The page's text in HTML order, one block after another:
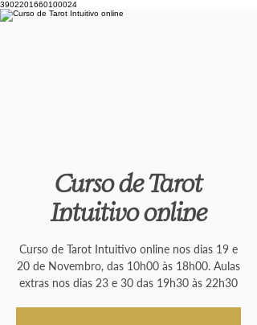
3902201660100024
Curso de Tarot
Intuitivo online
Curso de Tarot Intuitivo online nos dias 19 e
20 de Novembro, das 10h00 às 18h00. Aulas
extras nos dias 23 e 30 das 19h30 às 22h30